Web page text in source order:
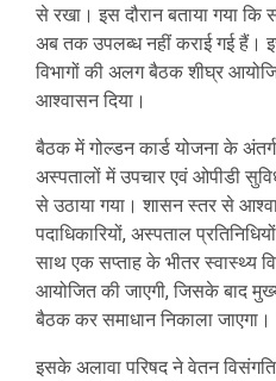
से रखा। इस दौरान बताया गया कि
अब तक उपलब्ध नहीं कराई गई हैं।
विभागों की अलग बैठक शीघ्र
आश्वासन दिया।
बैठक में गोल्डन कार्ड योजना के
अस्पतालों में उपचार एवं ओपीडी
से उठाया गया। शासन स्तर से
पदाधिकारियों, अस्पताल
साथ एक सप्ताह के भीतर स्वास्थ्य
आयोजित की जाएगी, जिसके बाद
बैठक कर समाधान निकाला जाएगा।
इसके अलावा परिषद ने वेतन विसंगति